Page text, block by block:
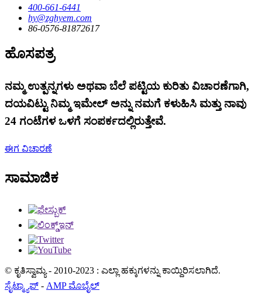
400-661-6441
hy@zghyem.com
86-0576-81872617
ಹೊಸಪತ್ರ
ನಮ್ಮ ಉತ್ಪನ್ನಗಳು ಅಥವಾ ಬೆಲೆ ಪಟ್ಟಿಯ ಕುರಿತು ವಿಚಾರಣೆಗಾಗಿ,
ದಯವಿಟ್ಟು ನಿಮ್ಮ ಇಮೇಲ್ ಅನ್ನು ನಮಗೆ ಕಳುಹಿಸಿ ಮತ್ತು ನಾವು
24 ಗಂಟೆಗಳ ಒಳಗೆ ಸಂಪರ್ಕದಲ್ಲಿರುತ್ತೇವೆ.
ಈಗ ವಿಚಾರಣೆ
ಸಾಮಾಜಿಕ
© ಕೃತಿಸ್ವಾಮ್ಯ - 2010-2023 : ಎಲ್ಲಾ ಹಕ್ಕುಗಳನ್ನು ಕಾಯ್ದಿರಿಸಲಾಗಿದೆ.
ಸೈಟ್ಮ್ಯಾಪ್ - AMP ಮೊಬೈಲ್